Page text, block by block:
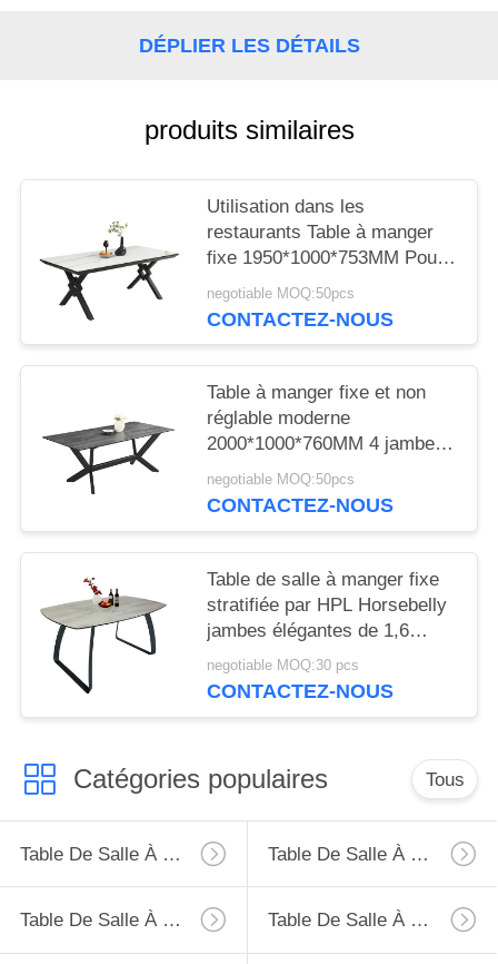
DÉPLIER LES DÉTAILS
produits similaires
Utilisation dans les
restaurants Table à manger
fixe 1950*1000*753MM Pour
la maison
negotiable MOQ:50pcs
CONTACTEZ-NOUS
Table à manger fixe et non
réglable moderne
2000*1000*760MM 4 jambes
en fer céramique
negotiable MOQ:50pcs
CONTACTEZ-NOUS
Table de salle à manger fixe
stratifiée par HPL Horsebelly
jambes élégantes de 1,6
mètres 8 sièges
negotiable MOQ:30 pcs
CONTACTEZ-NOUS
Catégories populaires Tous
Table De Salle À Manger D'extension Table De Salle À Manger Fixe
Table De Salle À Manger De Verre Trempé Table De Salle À Manger De HPL